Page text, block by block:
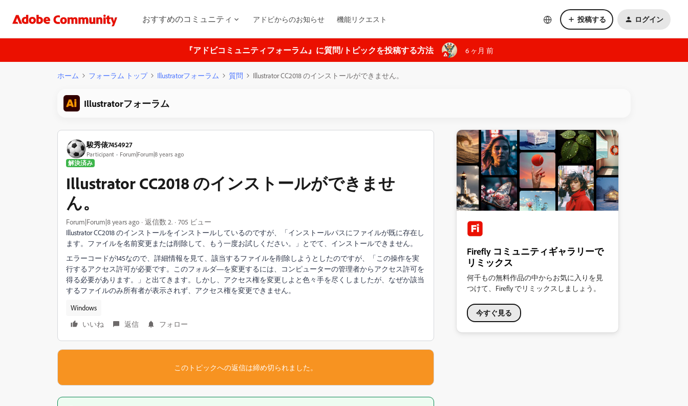
おすすめのコミュニティ アドビからのお知らせ 機能リクエスト 投稿する ログイン
『アドビコミュニティフォーラム』に質問/トピックを投稿する方法 6 ヶ月 前
ホーム フォーラム トップ Illustratorフォーラム 質問 Illustrator CC2018 のインストールができません。
Illustratorフォーラム
駿秀俵7454927
Participant
Forum|Forum|8 years ago
解決済み
Illustrator CC2018 のインストールができませ
ん。
Forum|Forum|8 years ago 返信数 2.
705 ビュー
Illustrator CC2018 のインストールをインストールしているのですが、「インストールパスにファイルが既に存在し
ます。ファイルを名前変更または削除して、もう一度お試しください。」とでて、インストールできません。
エラーコードが145なので、詳細情報を見て、該当するファイルを削除しようとしたのですが、「この操作を実
行するアクセス許可が必要です。このフォルダ―を変更するには、コンピューターの管理者からアクセス許可を
得る必要があります。」と出てきます。しかし、アクセス権を変更しよと色々手を尽くしましたが、なぜか該当
するファイルのみ所有者が表示されず、アクセス権を変更できません。
Windows
いいね
返信 フォロー
このトピックへの返信は締め切られました。
Firefly コミュニティギャラリーで
リミックス
何千もの無料作品の中からお気に入りを見
つけて、Firefly でリミックスしましょう。
今すぐ見る